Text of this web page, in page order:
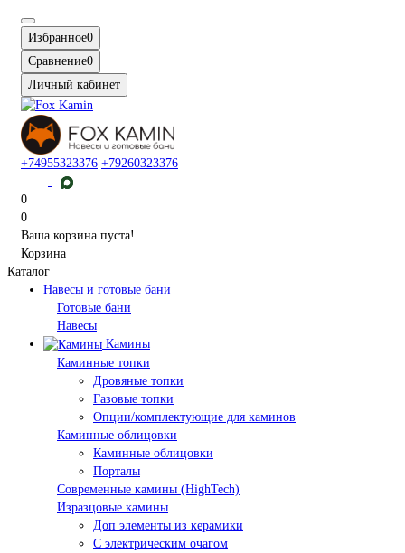
Избранное0
Сравнение0
Личный кабинет
+74955323376 +79260323376
0
0
Ваша корзина пуста!
Корзина
Каталог
Навесы и готовые бани
Готовые бани
Навесы
Камины
Каминные топки
Дровяные топки
Газовые топки
Опции/комплектующие для каминов
Каминные облицовки
Каминные облицовки
Порталы
Современные камины (HighTech)
Изразцовые камины
Доп элементы из керамики
С электрическим очагом